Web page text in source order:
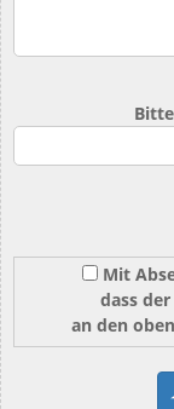
Mit
dass
an den